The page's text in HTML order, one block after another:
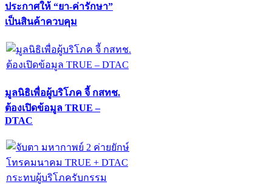
ประกาศให้ “ยา-ค่ารักษา”
เป็นสินค้าควบคุม
มูลนิธิเพื่อผู้บริโภค จี้ กสทช.
ต้องเปิดข้อมูล TRUE –
DTAC